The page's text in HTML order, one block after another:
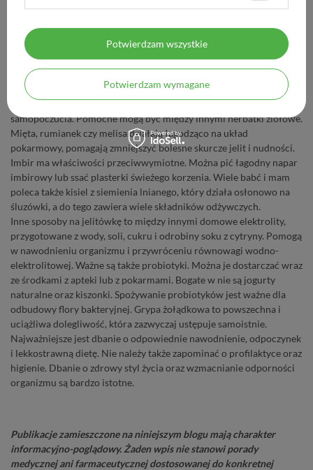
bakterie, lekarz może przepisać antybiotyk.
Domowe sposoby na jelitówkę
Wiele osób szuka domowych sposobów na jelitówkę, chcąc
złagodzić dolegliwości i przyspieszyć powrót do dobrego
samopoczucia. Pomocne mogą być między innymi herbatki ziołowe.
Mięta, rumianek czy melisa działają łagodząco na układ
pokarmowy, pomagają zmniejszyć bolesne skurcze jelit i nudności.
Imbir ma właściwości przeciwwymiotne. Można pić łagodny napar
imbirowy lub ssać plasterki świeżego korzenia. Wiele babć i mam
poleca także kisiel z siemienia lnianego, który działa osłonowo na
śluzówki, a do tego zawiera wiele składników odżywczych.
Innesposoby na jelitówkę to między innymi domowe elektrolity,
przygotowane z wody, soli, cukru i odrobiny soku z cytryny. Pomogą
w nawodnieniu organizmu i przywróceniu równowagi wodno-
elektrolitowej. Ważne są także probiotyki. Można je dostarczać wraz
ze środkami z apteki lub z pokarmami. Bogate w nie są jogurty
naturalne oraz kiszonki. Spożywanie probiotyków jest ważne dla
odbudowy flory bakteryjnej. Grypa żołądkowa to powszechna i
uciążliwa dolegliwość, która zazwyczaj ustępuje samoistnie.
Najważniejsze jest dbanie o odpowiednie nawodnienie, odpoczynek
i lekkostrawną dietę. Nie należy także zapominać o profilaktyce oraz
higienie. Dbanie o zdrowy styl życia oraz wzmacnianie odporności
organizmu są bardzo istotne.
Publikacje zamieszczone na niniejszym blogu mają charakter
informacyjno-poglądowy. Żaden wpis nie stanowi porady
medycznej ani farmaceutycznej dostosowanej do konkretnej
Potwierdzam wymagane
Potwierdzam wszystkie